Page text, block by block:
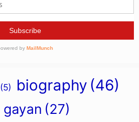
(5) biography (46)
gayan (27)